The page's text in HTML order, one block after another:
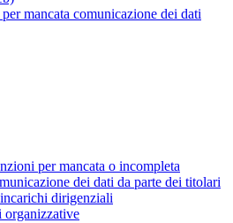
mancata comunicazione dei dati
per mancata o incompleta
dei dati da parte dei titolari
dirigenziali
organizzative